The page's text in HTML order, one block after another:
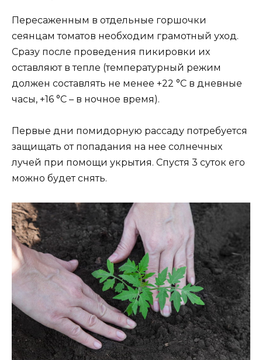
Пересаженным в отдельные горшочки
сеянцам томатов необходим грамотный уход.
Сразу после проведения пикировки их
оставляют в тепле (температурный режим
должен составлять не менее +22 °С в дневные
часы, +16 °С – в ночное время).
Первые дни помидорную рассаду потребуется
защищать от попадания на нее солнечных
лучей при помощи укрытия. Спустя 3 суток его
можно будет снять.